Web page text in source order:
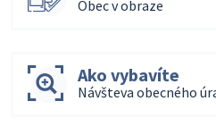
Obec v obraze
Ako vybavíte
Návšteva obecného